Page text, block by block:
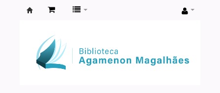
Agamenon
Magalhães